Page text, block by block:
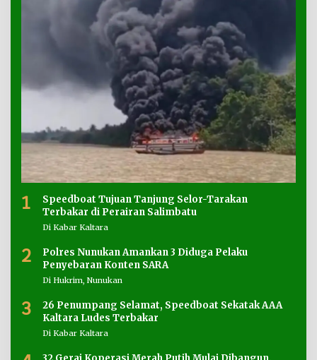
1
Speedboat Tujuan Tanjung Selor-Tarakan
Terbakar di Perairan Salimbatu
Di Kabar Kaltara
2
Polres Nunukan Amankan 3 Diduga Pelaku
Penyebaran Konten SARA
Di Hukrim, Nunukan
3
26 Penumpang Selamat, Speedboat Sekatak AAA
Kaltara Ludes Terbakar
Di Kabar Kaltara